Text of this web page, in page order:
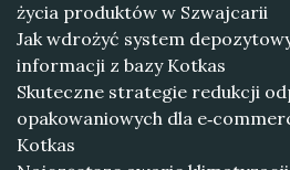
życia produktów w Szwajcarii
Jak wdrożyć system
informacji z bazy Kotkas
Skuteczne strategie redukcji
opakowaniowych dla
Kotkas